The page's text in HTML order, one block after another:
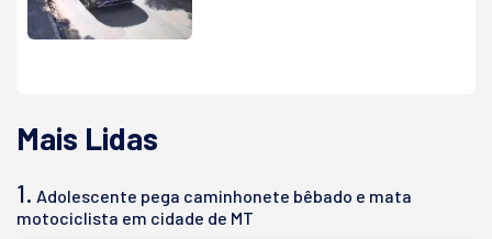
Mais Lidas
1. Adolescente pega caminhonete bêbado e mata
motociclista em cidade de MT